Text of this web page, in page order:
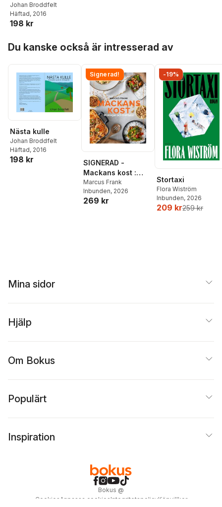
Johan Broddfelt
Häftad, 2016
198 kr
Du kanske också är intresserad av
Nästa kulle
Johan Broddfelt
Häftad, 2016
198 kr
Signerad!
SIGNERAD -
Mackans kost :
Middagar och
matlådor
Marcus Frank
Inbunden, 2026
269 kr
-19%
Stortaxi
Flora Wiström
Inbunden, 2026
209 kr259 kr
Mina sidor
Hjälp
Om Bokus
Populärt
Inspiration
Bokus @
Cookies Anpassa cookies IntegritetspolicyKöpvillkor